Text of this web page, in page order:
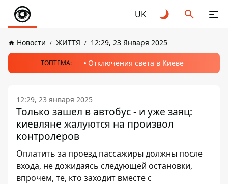
UK
Новости ЖИТТЯ 12:29, 23 Января 2025
ТОПТЕМА: Отключения света в Киеве
12:29, 23 января 2025
Только зашел в автобус - и уже заяц:
киевляне жалуются на произвол
контролеров
Оплатить за проезд пассажиры должны после
входа, не дожидаясь следующей остановки,
впрочем, те, кто заходит вместе с